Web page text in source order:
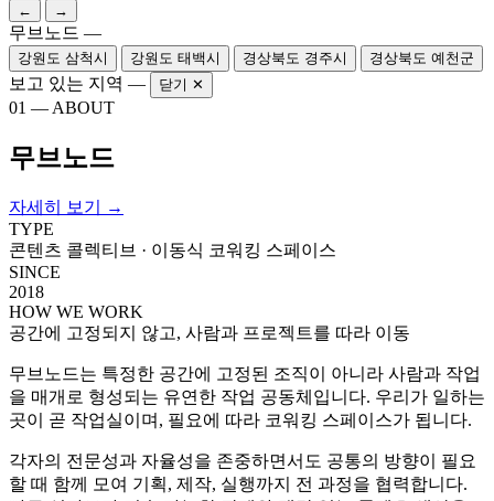
← →
무브노드 —
강원도 삼척시 강원도 태백시 경상북도 경주시 경상북도 예천군
보고 있는 지역 — 닫기 ✕
01 — ABOUT
무브노드
자세히 보기 →
TYPE
콘텐츠 콜렉티브 · 이동식 코워킹 스페이스
SINCE
2018
HOW WE WORK
공간에 고정되지 않고, 사람과 프로젝트를 따라 이동
무브노드는 특정한 공간에 고정된 조직이 아니라 사람과 작업
을 매개로 형성되는 유연한 작업 공동체입니다. 우리가 일하는
곳이 곧 작업실이며, 필요에 따라 코워킹 스페이스가 됩니다.
각자의 전문성과 자율성을 존중하면서도 공통의 방향이 필요
할 때 함께 모여 기획, 제작, 실행까지 전 과정을 협력합니다.